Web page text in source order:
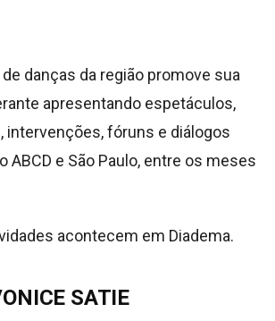
danças da região promove sua
apresentando espetáculos,
intervenções, fóruns e diálogos
ABCD e São Paulo, entre os meses
acontecem em Diadema.
SATIE